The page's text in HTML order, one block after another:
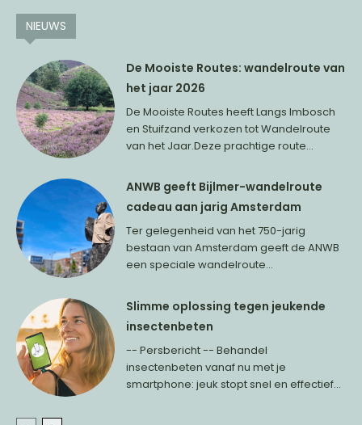
NIEUWS
De Mooiste Routes: wandelroute van
het jaar 2026
De Mooiste Routes heeft Langs Imbosch
en Stuifzand verkozen tot Wandelroute
van het Jaar.Deze prachtige route...
ANWB geeft Bijlmer-wandelroute
cadeau aan jarig Amsterdam
Ter gelegenheid van het 750-jarig
bestaan van Amsterdam geeft de ANWB
een speciale wandelroute...
Slimme oplossing tegen jeukende
insectenbeten
-- Persbericht -- Behandel
insectenbeten vanaf nu met je
smartphone: jeuk stopt snel en effectief...